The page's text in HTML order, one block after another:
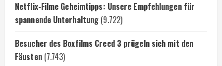
Netflix-Filme Geheimtipps: Unsere Empfehlungen für
spannende Unterhaltung (9.722)
Besucher des Boxfilms Creed 3 prügeln sich mit den
Fäusten (7.743)